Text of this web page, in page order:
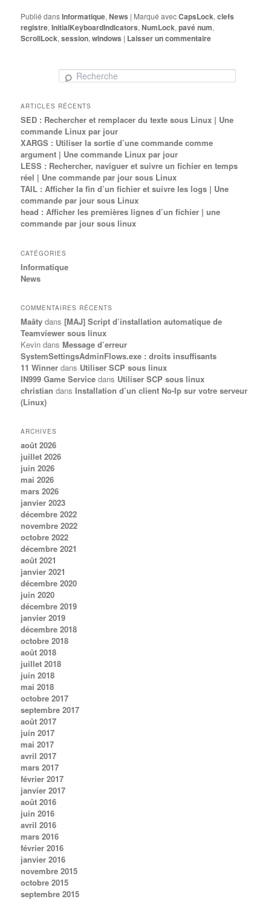
Publié dansInformatique,News | Marqué avecCapsLock,clefs
registre,InitialKeyboardIndicators,NumLock,pavé num,
ScrollLock,session,windows | Laisser un commentaire
ARTICLES RÉCENTS
SED : Rechercher et remplacer du texte sous Linux | Une
commande Linux par jour
XARGS : Utiliser la sortie d’une commande comme
argument | Une commande Linux par jour
LESS : Rechercher, naviguer et suivre un fichier en temps
réel | Une commande par jour sous Linux
TAIL : Afficher la fin d’un fichier et suivre les logs | Une
commande par jour sous Linux
head : Afficher les premières lignes d’un fichier | une
commande par jour sous linux
CATÉGORIES
Informatique
News
COMMENTAIRES RÉCENTS
Maâty dans [MAJ] Script d’installation automatique de
Teamviewer sous linux
Kevin dans Message d’erreur
SystemSettingsAdminFlows.exe : droits insuffisants
11 Winner dans Utiliser SCP sous linux
IN999 Game Service dans Utiliser SCP sous linux
christian dansInstallation d’un client No-Ip sur votre serveur
(Linux)
ARCHIVES
août 2026
juillet 2026
juin 2026
mai 2026
mars 2026
janvier 2023
décembre 2022
novembre 2022
octobre 2022
décembre 2021
août 2021
janvier 2021
décembre 2020
juin 2020
décembre 2019
janvier 2019
décembre 2018
octobre 2018
août 2018
juillet 2018
juin 2018
mai 2018
octobre 2017
septembre 2017
août 2017
juin 2017
mai 2017
avril 2017
mars 2017
février 2017
janvier 2017
août 2016
juin 2016
avril 2016
mars 2016
février 2016
janvier 2016
novembre 2015
octobre 2015
septembre 2015